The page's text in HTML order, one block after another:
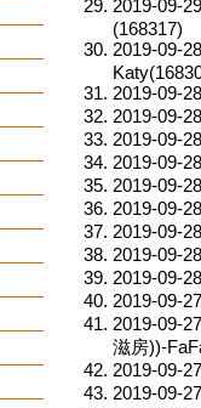
2019-09-29
(168317)
2019-09-28
2019-09-28
2019-09-28
2019-09-28
2019-09-28
2019-09-28
2019-09-28
2019-09-28
2019-09-28
2019-09-28
2019-09-27
2019-09-27
滋房))-
2019-09-27
2019-09-27